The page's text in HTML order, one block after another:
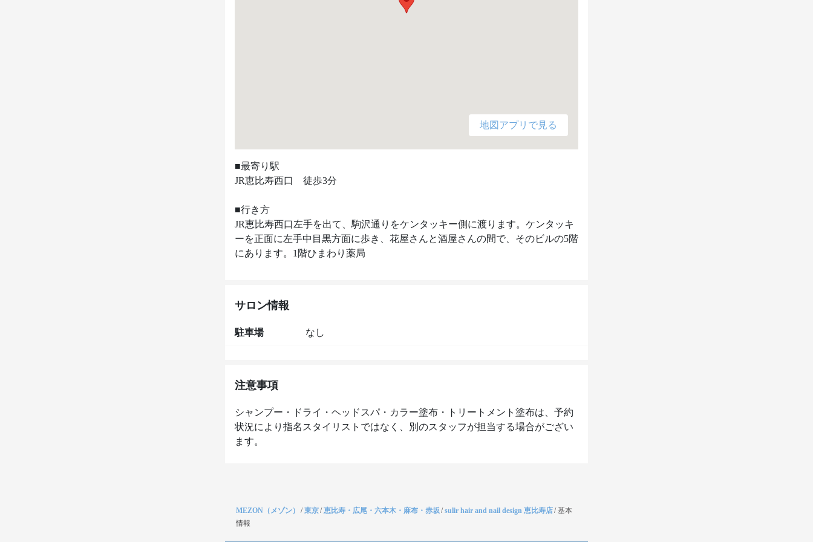
地図アプリで見る
■最寄り駅
JR恵比寿西口　徒歩3分
■行き方
JR恵比寿西口左手を出て、駒沢通りをケンタッキー側に渡ります。ケンタッキ
ーを正面に左手中目黒方面に歩き、花屋さんと酒屋さんの間で、そのビルの5階
にあります。1階ひまわり薬局
サロン情報
駐車場 なし
注意事項
シャンプー・ドライ・ヘッドスパ・カラー塗布・トリートメント塗布は、予約
状況により指名スタイリストではなく、別のスタッフが担当する場合がござい
ます。
MEZON（メゾン） /東京/恵比寿・広尾・六本木・麻布・赤坂/sulir hair and nail design 恵比寿店/基本
情報